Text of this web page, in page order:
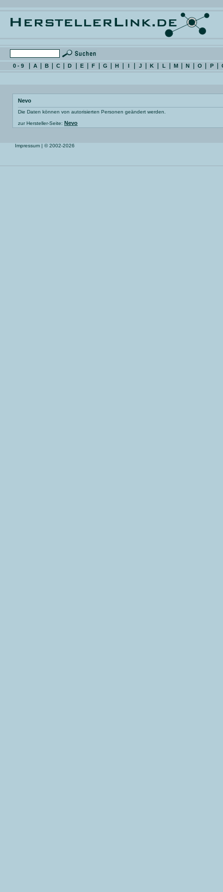
0 - 9 A B C D E F G H I J K L M N O P
Nevo
Die Daten können von autorisierten Personen geändert werden.
zur Hersteller-Seite: Nevo
Impressum | © 2002-2026